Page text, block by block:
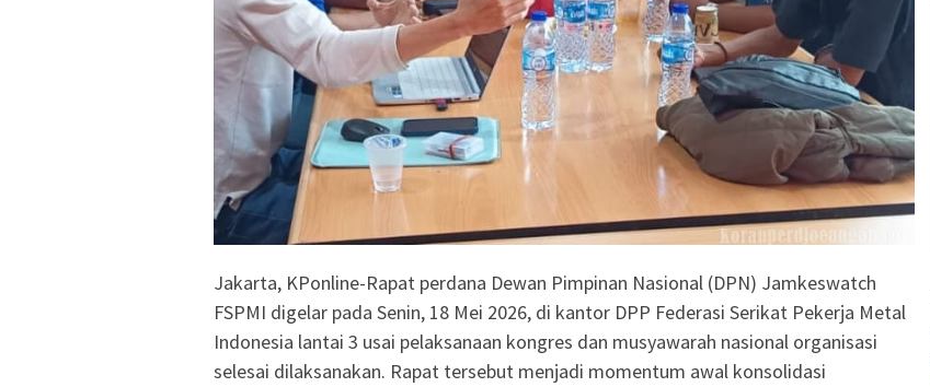
Jakarta, KPonline-Rapat perdana Dewan Pimpinan Nasional (DPN) Jamkeswatch
FSPMI digelar pada Senin, 18 Mei 2026, di kantor DPP Federasi Serikat Pekerja Metal
Indonesia lantai 3 usai pelaksanaan kongres dan musyawarah nasional organisasi
selesai dilaksanakan. Rapat tersebut menjadi momentum awal konsolidasi